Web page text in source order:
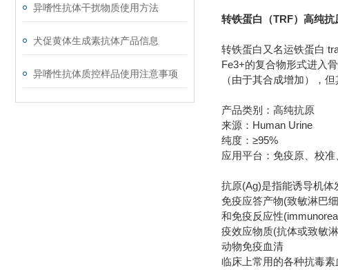
异嗜性抗体干扰物质使用方法
犬促黄体生成素抗体产品信息
异嗜性抗体质控样品使用注意事项
转铁蛋白（TRF）高纯抗
转铁蛋白又名运铁蛋白
Fe3+的复合物形式进入
（由于其合成增加），
产品类别：高纯抗原
来源：Human Urine
纯度：≥95%
应用平台：免疫原、校
抗原(Ag)是指能诱导机
免疫应答产物(致敏淋巴
和免疫反应性
疫效应物质(抗体或致敏
动物免疫血清
临床上常用的各种抗毒